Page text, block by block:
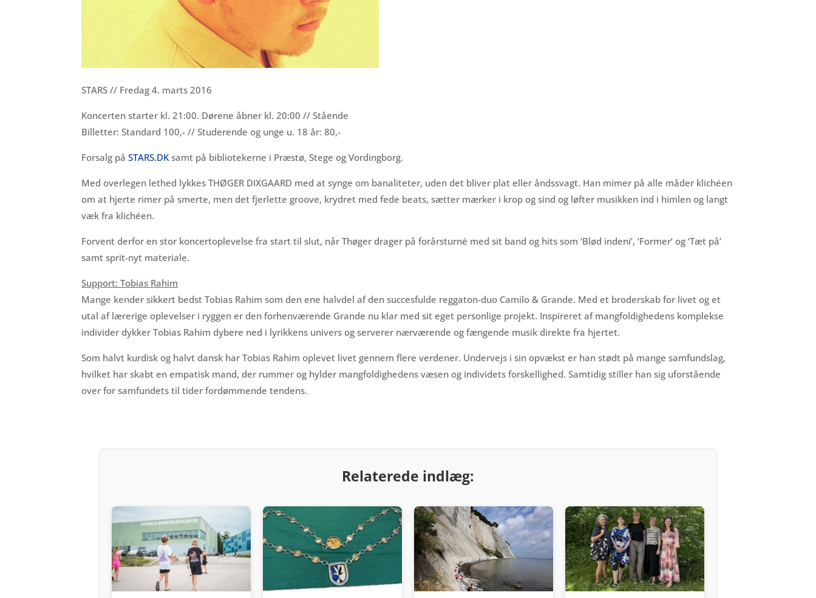
STARS // Fredag 4. marts 2016
Koncerten starter kl. 21:00. Dørene åbner kl. 20:00 // Stående
Billetter: Standard 100,- // Studerende og unge u. 18 år: 80,-
Forsalg påSTARS.DKsamt på bibliotekerne i Præstø, Stege og Vordingborg.
Med overlegen lethed lykkes THØGER DIXGAARD med at synge om banaliteter, uden det bliver plat eller åndssvagt. Han mimer på alle måder klichéen
om at hjerte rimer på smerte, men det fjerlette groove, krydret med fede beats, sætter mærker i krop og sind og løfter musikken ind i himlen og langt
væk fra klichéen.
Forvent derfor en stor koncertoplevelse fra start til slut, når Thøger drager på forårsturné med sit band og hits som ‘Blød indeni’, ‘Former’ og ‘Tæt på’
samt sprit-nyt materiale.
Support: Tobias Rahim
Mange kender sikkert bedst Tobias Rahim som den ene halvdel af den succesfulde reggaton-duo Camilo & Grande. Med et broderskab for livet og et
utal af lærerige oplevelser i ryggen er den forhenværende Grande nu klar med sit eget personlige projekt. Inspireret af mangfoldighedens komplekse
individer dykker Tobias Rahim dybere ned i lyrikkens univers og serverer nærværende og fængende musik direkte fra hjertet.
Som halvt kurdisk og halvt dansk har Tobias Rahim oplevet livet gennem flere verdener. Undervejs i sin opvækst er han stødt på mange samfundslag,
hvilket har skabt en empatisk mand, der rummer og hylder mangfoldighedens væsen og individets forskellighed. Samtidig stiller han sig uforstående
over for samfundets til tider fordømmende tendens.
Relaterede indlæg: